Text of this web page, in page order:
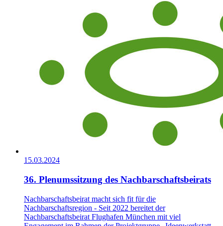
15.03.2024
36. Plenumssitzung des Nachbarschaftsbeirats
Nachbarschaftsbeirat macht sich fit für die
Nachbarschaftsregion - Seit 2022 bereitet der
Nachbarschaftsbeirat Flughafen München mit viel